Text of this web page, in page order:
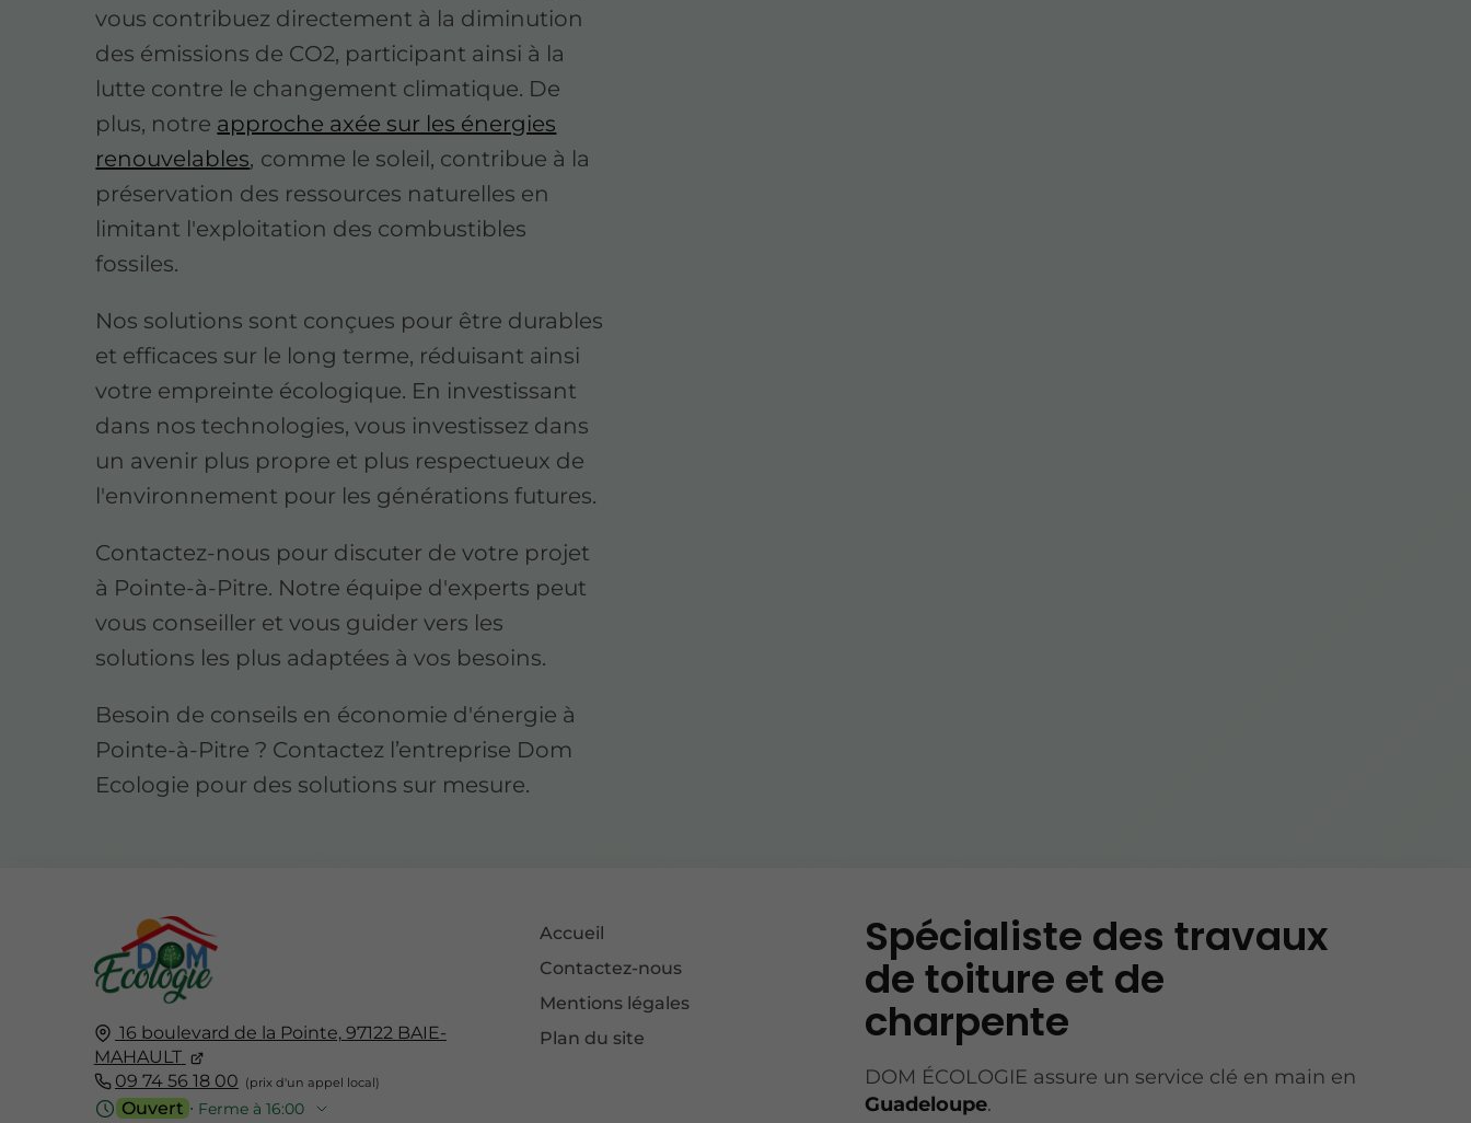
vous contribuez directement à la diminution
des émissions de CO2, participant ainsi à la
lutte contre le changement climatique. De
plus, notre approche axée sur les énergies
renouvelables, comme le soleil, contribue à la
préservation des ressources naturelles en
limitant l'exploitation des combustibles
fossiles.
Nos solutions sont conçues pour être durables
et efficaces sur le long terme, réduisant ainsi
votre empreinte écologique. En investissant
dans nos technologies, vous investissez dans
un avenir plus propre et plus respectueux de
l'environnement pour les générations futures.
Contactez-nous pour discuter de votre projet
à Pointe-à-Pitre. Notre équipe d'experts peut
vous conseiller et vous guider vers les
solutions les plus adaptées à vos besoins.
Besoin de conseils en économie d'énergie à
Pointe-à-Pitre ? Contactez l’entreprise Dom
Ecologie pour des solutions sur mesure.
16 boulevard de la Pointe, 97122 BAIE-
MAHAULT
09 74 56 18 00
Ouvert ⋅ Ferme à 16:00
Accueil
Contactez-nous
Mentions légales
Plan du site
Spécialiste des travaux
de toiture et de
charpente
DOM ÉCOLOGIE assure un service clé en main en
Guadeloupe.